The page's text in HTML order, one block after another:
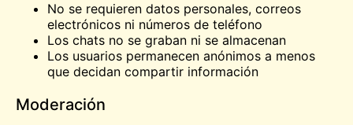
No se requieren datos personales, correos
electrónicos ni números de teléfono
Los chats no se graban ni se almacenan
Los usuarios permanecen anónimos a menos
que decidan compartir información
Moderación